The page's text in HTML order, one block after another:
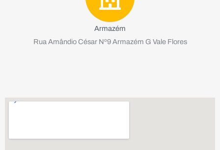
Armazém
Rua Amândio César Nº9 Armazém G Vale Flores